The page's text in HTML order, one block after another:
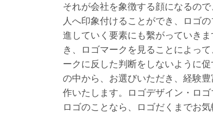
それが会社を象徴する顔になるの
人へ印象付けることができ、ロゴ
進していく要素にも繫がっていき
き、ロゴマークを見ることによっ
ークに反した判断をしないように
の中から、お選びいただき、経験
作いたします。ロゴデザイン・ロ
ロゴのことなら、ロゴだくまでお